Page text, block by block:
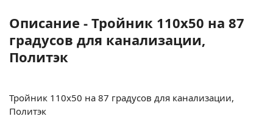
Описание - Тройник 110х50 на 87
градусов для канализации,
Политэк
Тройник 110х50 на 87 градусов для канализации,
Политэк